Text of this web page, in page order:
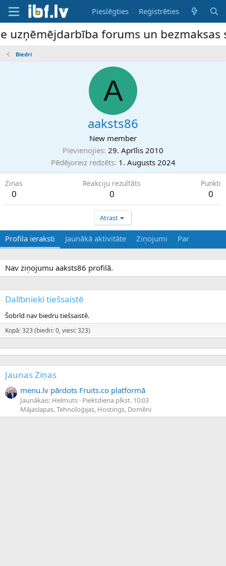
Pieslēgties Reģistrēties
forums un bezmaksas
Biedri
A
aaksts86
New member
Pievienojies 29. Aprīlis 2010
Pēdējoreiz redzēts 1. Augusts 2024
Ziņas
0
Reakciju rezultāts
0
Punkti
0
Atrast
Profila ieraksti Jaunākā aktivitāte Ziņojumi Par
Nav ziņojumu aaksts86 profilā.
Dalībnieki tiešsaistē
Šobrīd nav biedru tiešsaistē.
Kopā: 323 (biedri: 0, viesi: 323)
Jaunas Ziņas
menu.lv pārdots Fruits.co platformā
Jaunākais: Helmuts Piektdiena plkst. 10:03
Mājaslapas, Tehnoloģijas, Hostings, Domēni